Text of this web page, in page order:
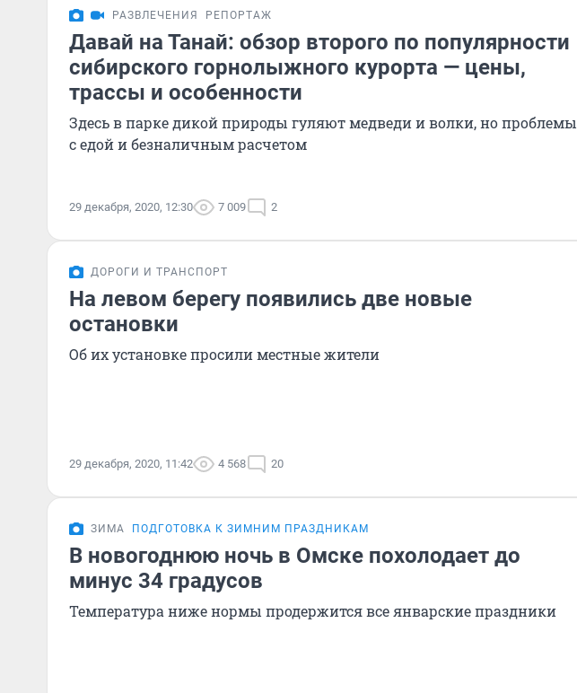
РАЗВЛЕЧЕНИЯ РЕПОРТАЖ
Давай на Танай: обзор второго по популярности
сибирского горнолыжного курорта — цены,
трассы и особенности
Здесь в парке дикой природы гуляют медведи и волки, но проблемы
с едой и безналичным расчетом
29 декабря, 2020, 12:30 7 009 2
ДОРОГИ И ТРАНСПОРТ
На левом берегу появились две новые
остановки
Об их установке просили местные жители
29 декабря, 2020, 11:42 4 568 20
ЗИМА ПОДГОТОВКА К ЗИМНИМ ПРАЗДНИКАМ
В новогоднюю ночь в Омске похолодает до
минус 34 градусов
Температура ниже нормы продержится все январские праздники